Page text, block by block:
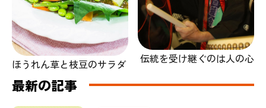
ほうれん草と枝豆のサラダ 伝統を受け継ぐのは人の心
最新の記事